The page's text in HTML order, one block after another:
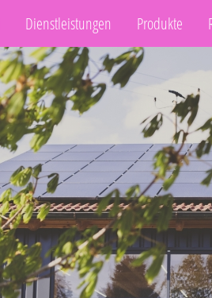
Dienstleistungen Produkte